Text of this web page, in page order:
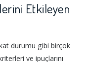
Etkileyen
durumu gibi birçok
ve ipuçlarını